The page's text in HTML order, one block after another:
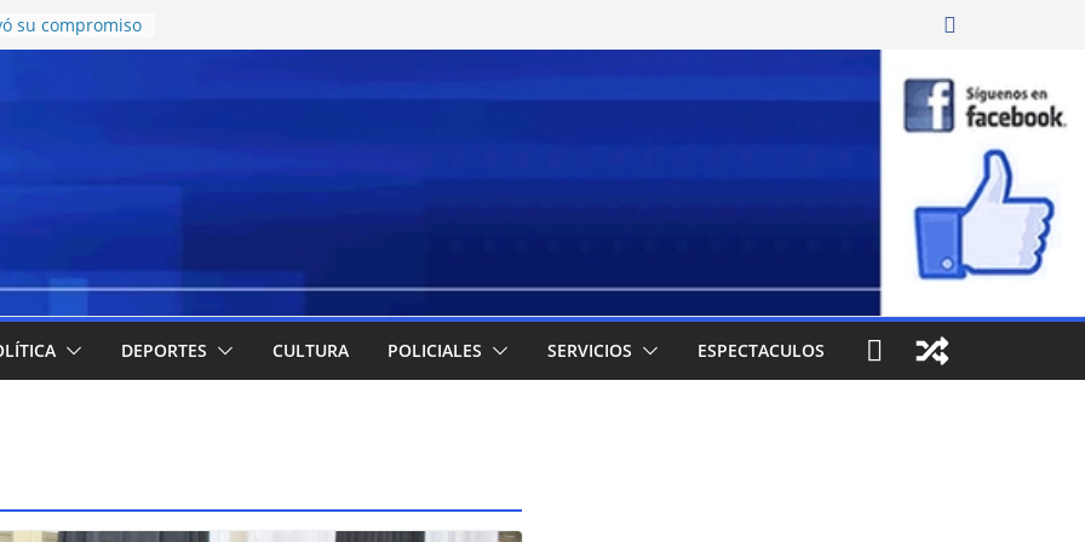
su compromiso
artesanal
qué
y señaló
que
tarjetas: la
alcanzó el
se especificó
a descender el
DEPORTES CULTURA POLICIALES SERVICIOS ESPECTACULOS